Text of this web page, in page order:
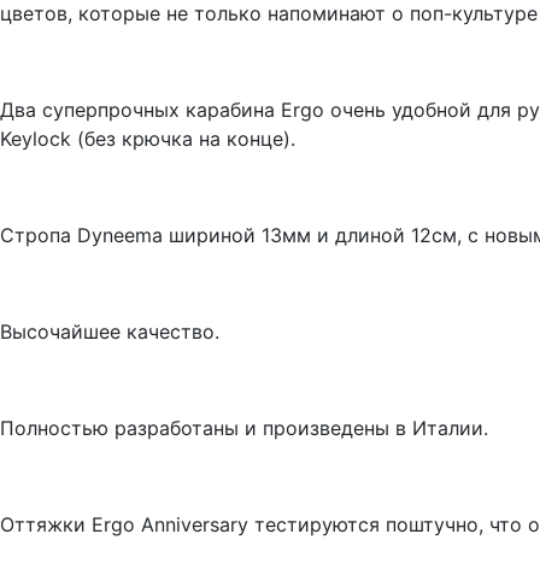
цветов, которые не только напоминают о поп-
Два суперпрочных карабина Ergo очень удобной для
Keylock (без крючка на конце).
Стропа Dyneema шириной 13мм и длиной 12см, с
Высочайшее качество.
Полностью разработаны и произведены в Италии.
Оттяжки Ergo Anniversary тестируются поштучно, что